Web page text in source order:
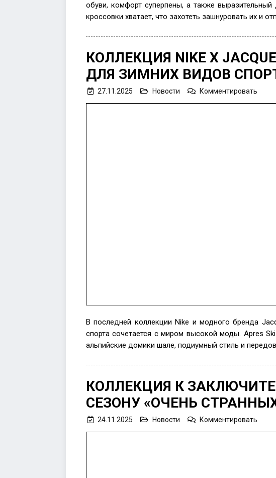
обуви, комфорт суперпены, а также выразительный
кроссовки хватает, что захотеть зашнуровать их и
КОЛЛЕКЦИЯ NIKE X
ДЛЯ ЗИМНИХ ВИДОВ
27.11.2025 Новости Комментировать
В последней коллекции Nike и модного бренда
спорта сочетается с миром высокой моды. Apres
альпийские домики шале, подиумный стиль и
КОЛЛЕКЦИЯ К
СЕЗОНУ «ОЧЕНЬ
24.11.2025 Новости Комментировать